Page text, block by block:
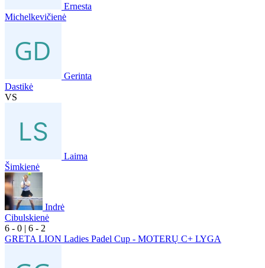
Ernesta
Michelkevičienė
Gerinta
Dastikė
VS
Laima
Šimkienė
Indrė
Cibulskienė
6 - 0 | 6 - 2
GRETA LION Ladies Padel Cup - MOTERŲ C+ LYGA